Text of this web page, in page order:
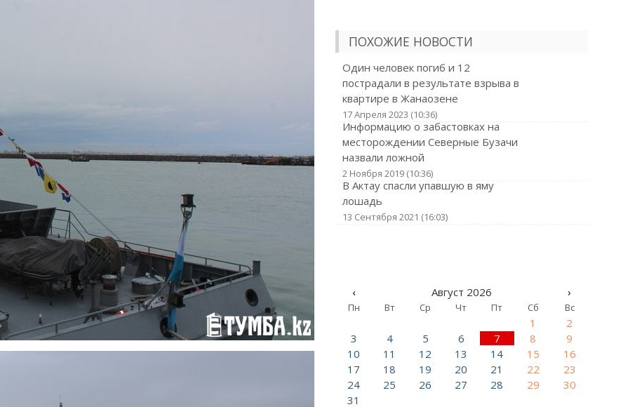
ПОХОЖИЕ НОВОСТИ
Один человек погиб и 12
пострадали в результате взрыва в
квартире в Жанаозене
17 Апреля 2023 (10:36)
Информацию о забастовках на
месторождении Северные Бузачи
назвали ложной
2 Ноября 2019 (10:36)
В Актау спасли упавшую в яму
лошадь
13 Сентября 2021 (16:03)
‹ Август 2026 ›
Пн Вт Ср Чт Пт Сб Вс
1
2
3
4 5 6 7 8
9
10
11 12 13 14 15
16
17
18 19 20 21 22
23
24
25 26 27 28 29
30
31